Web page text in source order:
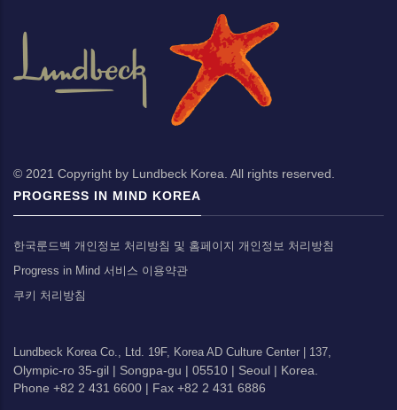
© 2021 Copyright by Lundbeck Korea. All rights reserved.
PROGRESS IN MIND KOREA
한국룬드벡 개인정보 처리방침 및 홈페이지 개인정보 처리방침
Progress in Mind 서비스 이용약관
쿠키 처리방침
Lundbeck Korea Co., Ltd. 19F, Korea AD Culture Center | 137,
Olympic-ro 35-gil | Songpa-gu | 05510 | Seoul | Korea.
Phone +82 2 431 6600 | Fax +82 2 431 6886